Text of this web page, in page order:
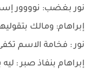
نور بغضب: نوووور
إبراهام: ومالك
نور : فخامة الاسم
إبراهام بنفاذ صبر : ليه